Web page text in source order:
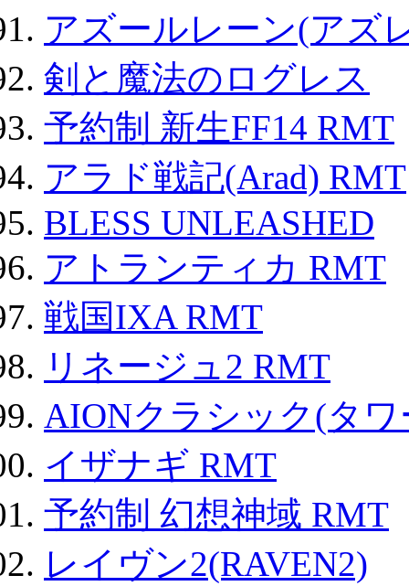
アズールレーン(アズ
剣と魔法のログレス
予約制 新生FF14 RMT
アラド戦記(Arad) RMT
BLESS UNLEASHED
アトランティカ RMT
戦国IXA RMT
リネージュ2 RMT
AIONクラシック(タ
イザナギ RMT
予約制 幻想神域 RMT
レイヴン2(RAVEN2)